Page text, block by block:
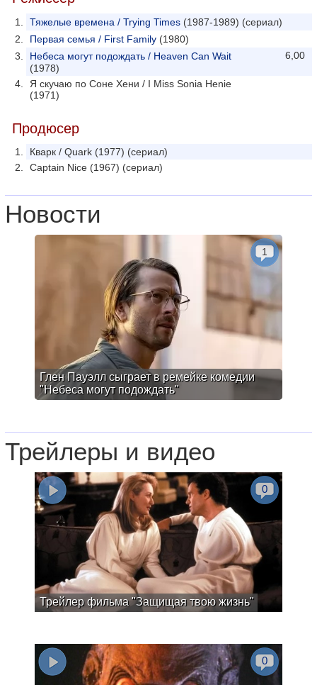
Тяжелые времена / Trying Times (1987-1989) (сериал)
Первая семья / First Family (1980)
6,00
Небеса могут подождать / Heaven Can Wait
(1978)
Я скучаю по Соне Хени / I Miss Sonia Henie
(1971)
Продюсер
Кварк / Quark (1977) (сериал)
Captain Nice (1967) (сериал)
Новости
Глен Пауэлл сыграет в ремейке комедии
"Небеса могут подождать"
1
Трейлеры и видео
Трейлер фильма "Защищая твою жизнь"
0
0